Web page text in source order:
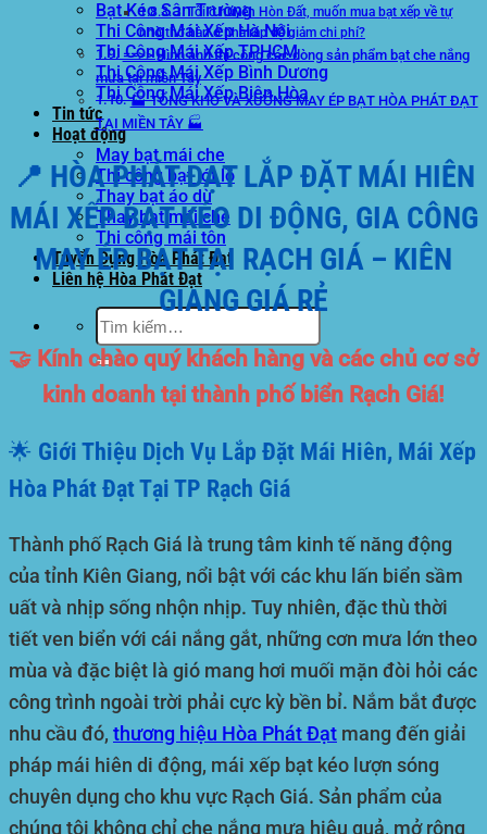
Bạt Kéo Sân Trường
Thi Công Mái Xếp Hà Nội
Thi Công Mái Xếp TPHCM
Thi Công Mái Xếp Bình Dương
Thi Công Mái Xếp Biên Hòa
Tin tức
Hoạt động
May bạt mái che
Thi công bạt lót lồ
Thay bạt áo dù
Thay bạt mái che
Thi công mái tôn
Tuyển Dụng Hòa Phát Đạt
Liên hệ Hòa Phát Đạt
Tìm
kiếm:
3. Tôi ở huyện Hòn Đất, muốn mua bạt xếp về tự
nhờ thợ hàn ở nhà ráp để giảm chi phí?
==>> Hình ảnh thi công các dòng sản phẩm bạt che nắng
mưa tại miền Tây
🏭 TỔNG KHO VÀ XƯỞNG MAY ÉP BẠT HÒA PHÁT ĐẠT
TẠI MIỀN TÂY 🏭
📍 HÒA PHÁT ĐẠT LẮP ĐẶT MÁI HIÊN
MÁI XẾP BẠT KÉO DI ĐỘNG, GIA CÔNG
MAY ÉP BẠT TẠI RẠCH GIÁ – KIÊN
GIANG GIÁ RẺ
🤝 Kính chào quý khách hàng và các chủ cơ sở
kinh doanh tại thành phố biển Rạch Giá!
🌟 Giới Thiệu Dịch Vụ Lắp Đặt Mái Hiên, Mái Xếp
Hòa Phát Đạt Tại TP Rạch Giá
Thành phố Rạch Giá là trung tâm kinh tế năng động
của tỉnh Kiên Giang, nổi bật với các khu lấn biển sầm
uất và nhịp sống nhộn nhịp. Tuy nhiên, đặc thù thời
tiết ven biển với cái nắng gắt, những cơn mưa lớn theo
mùa và đặc biệt là gió mang hơi muối mặn đòi hỏi các
công trình ngoài trời phải cực kỳ bền bỉ. Nắm bắt được
nhu cầu đó, thương hiệu Hòa Phát Đạt mang đến giải
pháp mái hiên di động, mái xếp bạt kéo lượn sóng
chuyên dụng cho khu vực Rạch Giá. Sản phẩm của
chúng tôi không chỉ che nắng mưa hiệu quả, mở rộng